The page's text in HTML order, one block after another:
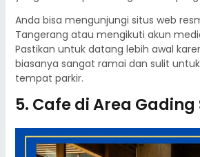
Anda bisa mengunjungi situs web
Tangerang atau mengikuti akun
Pastikan untuk datang lebih awal
biasanya sangat ramai dan sulit
tempat parkir.
5. Cafe di Area Gading